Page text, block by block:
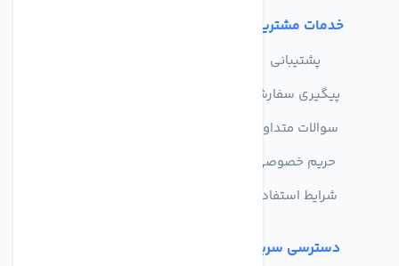
خدمات مشتریان
پشتیبانی
پیگیری سفارش
سوالات متداول
حریم خصوصی
شرایط استفاده
دسترسی سریع